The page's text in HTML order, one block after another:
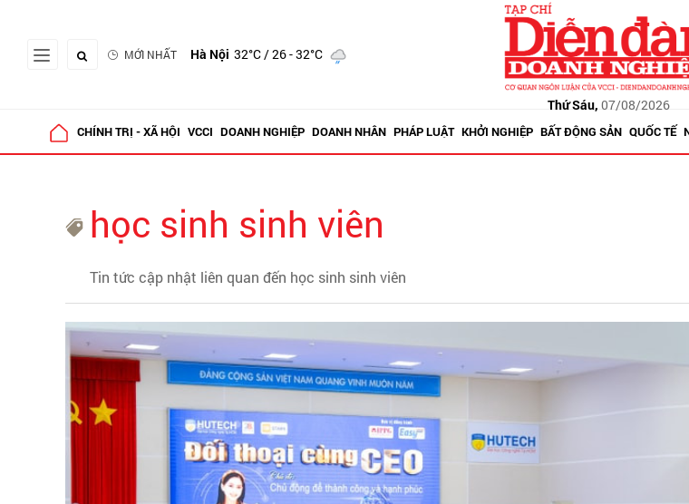
MỚI NHẤT Hà Nội 32°C/ 26 - 32°C
Thứ Sáu, 07/08/2026
CHÍNH TRỊ - XÃ HỘI VCCI DOANH NGHIỆP DOANH NHÂN PHÁP LUẬT KHỞI NGHIỆP BẤT ĐỘNG SẢN QUỐC TẾ
học sinh sinh viên
Tin tức cập nhật liên quan đến học sinh sinh viên